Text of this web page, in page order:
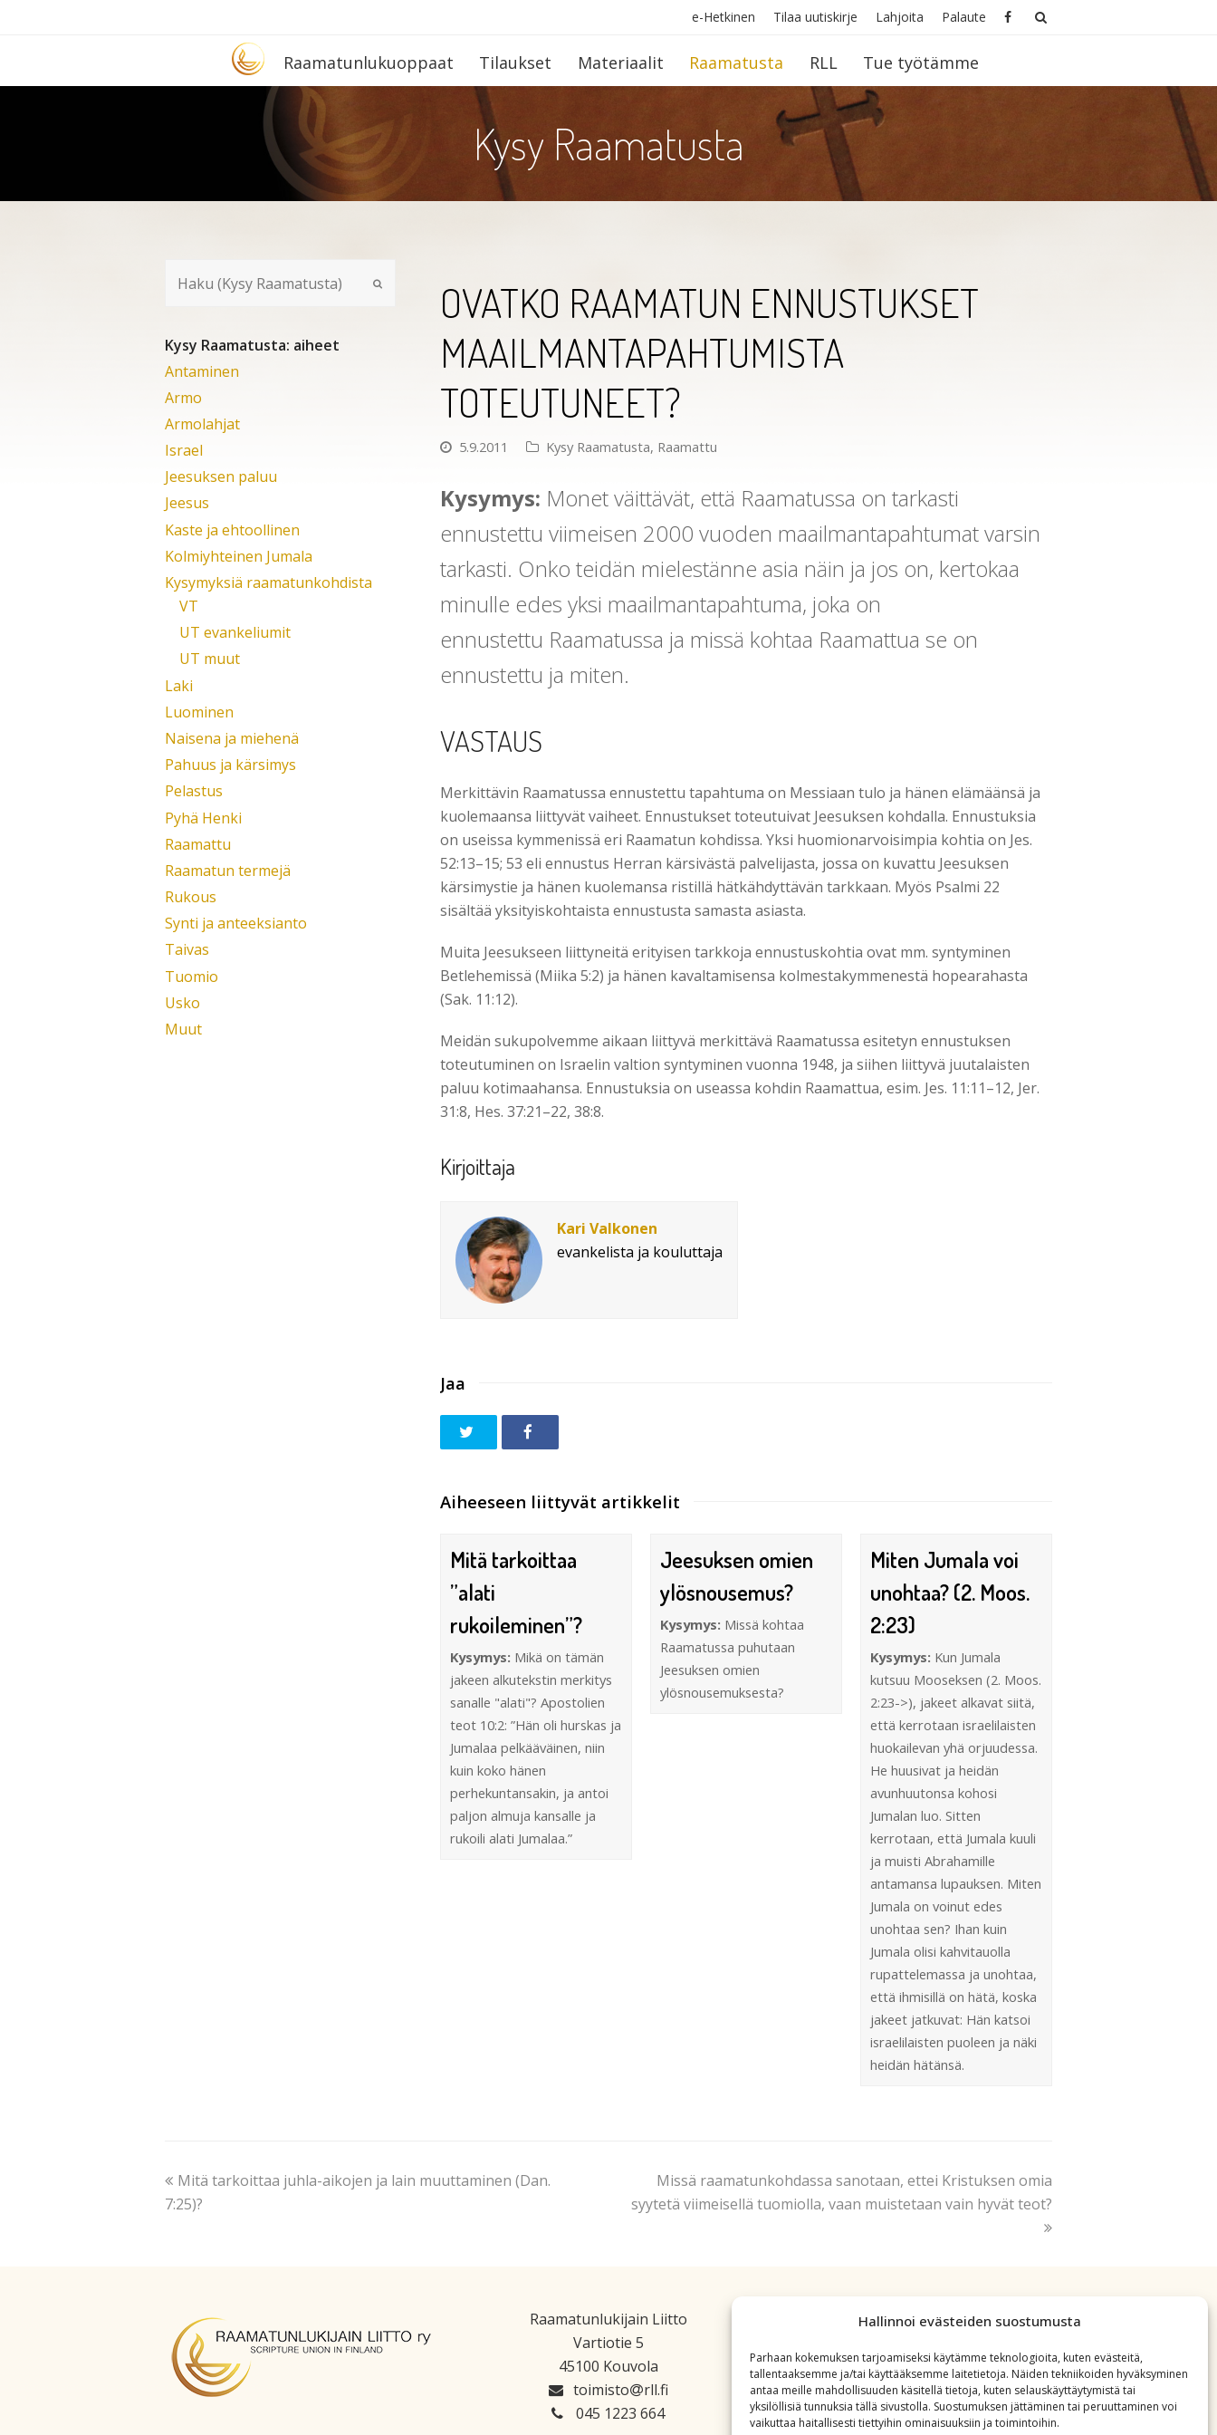
Hallinnoi evästeiden suostumusta
Parhaan kokemuksen tarjoamiseksi käytämme teknologioita, kuten evästeitä,
tallentaaksemme ja/tai käyttääksemme laitetietoja. Näiden tekniikoiden hyväksyminen
antaa meille mahdollisuuden käsitellä tietoja, kuten selauskäyttäytymistä tai
yksilöllisiä tunnuksia tällä sivustolla. Suostumuksen jättäminen tai peruuttaminen voi
vaikuttaa haitallisesti tiettyihin ominaisuuksiin ja toimintoihin.
e-Hetkinen Tilaa uutiskirje Lahjoita Palaute
EtusivuRaa­ma­tun­lu­ku­op­paat Tilaukset Materiaalit Raamatusta RLL Tue työtämme
Kysy Raamatusta
OVATKO RAAMATUN ENNUSTUKSET
MAAILMANTAPAHTUMISTA
TOTEUTUNEET?
5.9.2011 Kysy Raamatusta, Raamattu
Kysymys: Monet väittävät, että Raamatussa on tarkasti
ennustettu viimeisen 2000 vuoden maailmantapahtumat varsin
tarkasti. Onko teidän mielestänne asia näin ja jos on, kertokaa
minulle edes yksi maailmantapahtuma, joka on
ennustettu Raamatussa ja missä kohtaa Raamattua se on
ennustettu ja miten.
VASTAUS
Merkittävin Raamatussa ennustettu tapahtuma on Messiaan tulo ja hänen elämäänsä ja
kuolemaansa liittyvät vaiheet. Ennustukset toteutuivat Jeesuksen kohdalla. Ennustuksia
on useissa kymmenissä eri Raamatun kohdissa. Yksi huomionarvoisimpia kohtia on Jes.
52:13–15; 53 eli ennustus Herran kärsivästä palvelijasta, jossa on kuvattu Jeesuksen
kärsimystie ja hänen kuolemansa ristillä hätkähdyttävän tarkkaan. Myös Psalmi 22
sisältää yksityiskohtaista ennustusta samasta asiasta.
Muita Jeesukseen liittyneitä erityisen tarkkoja ennustuskohtia ovat mm. syntyminen
Betlehemissä (Miika 5:2) ja hänen kavaltamisensa kolmestakymmenestä hopearahasta
(Sak. 11:12).
Meidän sukupolvemme aikaan liittyvä merkittävä Raamatussa esitetyn ennustuksen
toteutuminen on Israelin valtion syntyminen vuonna 1948, ja siihen liittyvä juutalaisten
paluu kotimaahansa. Ennustuksia on useassa kohdin Raamattua, esim. Jes. 11:11–12, Jer.
31:8, Hes. 37:21–22, 38:8.
Kirjoittaja
Kari Valkonen
evankelista ja kouluttaja
Jaa
Aiheeseen liittyvät artikkelit
Mitä tarkoittaa
”alati
rukoileminen”?
Kysymys: Mikä on tämän
jakeen alkutekstin merkitys
sanalle "alati"? Apostolien
teot 10:2: ”Hän oli hurskas ja
Jumalaa pelkääväinen, niin
kuin koko hänen
perhekuntansakin, ja antoi
paljon almuja kansalle ja
rukoili alati Jumalaa.”
Jeesuksen omien
ylösnousemus?
Kysymys: Missä kohtaa
Raamatussa puhutaan
Jeesuksen omien
ylösnousemuksesta?
Miten Jumala voi
unohtaa? (2. Moos.
2:23)
Kysymys: Kun Jumala
kutsuu Mooseksen (2. Moos.
2:23->), jakeet alkavat siitä,
että kerrotaan israelilaisten
huokailevan yhä orjuudessa.
He huusivat ja heidän
avunhuutonsa kohosi
Jumalan luo. Sitten
kerrotaan, että Jumala kuuli
ja muisti Abrahamille
antamansa lupauksen. Miten
Jumala on voinut edes
unohtaa sen? Ihan kuin
Jumala olisi kahvitauolla
rupattelemassa ja unohtaa,
että ihmisillä on hätä, koska
jakeet jatkuvat: Hän katsoi
israelilaisten puoleen ja näki
heidän hätänsä.
Kysy Raamatusta: aiheet
Antaminen
Armo
Armolahjat
Israel
Jeesuksen paluu
Jeesus
Kaste ja ehtoollinen
Kolmiyhteinen Jumala
Kysymyksiä raamatunkohdista
VT
UT evankeliumit
UT muut
Laki
Luominen
Naisena ja miehenä
Pahuus ja kärsimys
Pelastus
Pyhä Henki
Raamattu
Raamatun termejä
Rukous
Synti ja anteeksianto
Taivas
Tuomio
Usko
Muut
Mitä tarkoittaa juhla-aikojen ja lain muuttaminen (Dan.
7:25)?
Missä raamatunkohdassa sanotaan, ettei Kristuksen omia
syytetä viimeisellä tuomiolla, vaan muistetaan vain hyvät teot?
Raamatunlukijain Liitto
Vartiotie 5
45100 Kouvola
toimisto
rll.fi
045 1223 664